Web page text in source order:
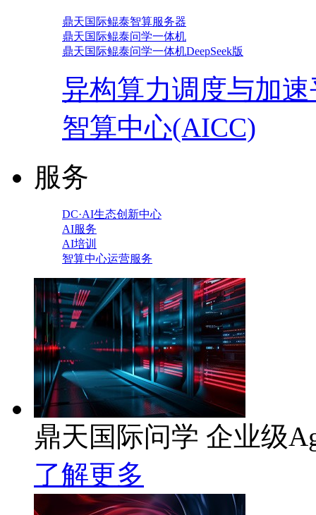
鼎天国际鲲泰智算服务器
鼎天国际鲲泰问学一体机
鼎天国际鲲泰问学一体机DeepSeek版
异构算力调度与加
智算中心(AICC)
服务
DC·AI生态创新中心
AI服务
AI培训
智算中心运营服务
鼎天国际问学 企业级
了解更多